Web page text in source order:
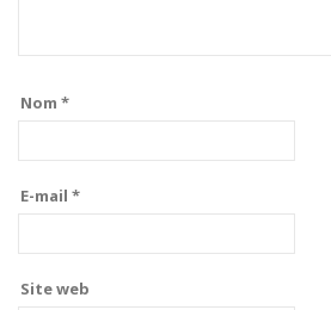
Nom *
E-mail *
Site web